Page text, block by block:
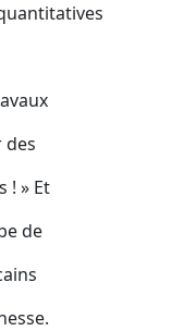
des
! » Et
de